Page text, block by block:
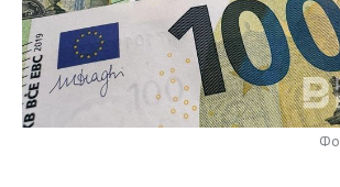
НЕФТЕХИМИЯ
НЕФТЬ
ОПК
РОЗНИЧНАЯ ТОРГОВЛЯ
ТРАНСПОРТ
НОВОСТИ ТЕХНОЛОГИЙ
IT
МЕРОПРИЯТИЯ
НОВОСТИ МЕРОПРИЯТИЙ
СПОРТ